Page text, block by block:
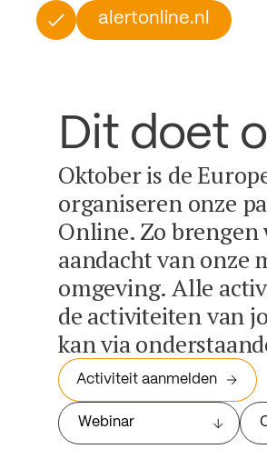
alertonline.nl
Dit doet
Oktober is de
organiseren onze
Online. Zo brengen
aandacht van onze
omgeving. Alle
de activiteiten van
kan via
Activiteit aanmelden
Webinar